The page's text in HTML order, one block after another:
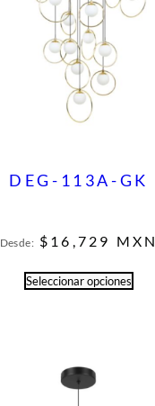
DEG-113A-GK
Desde: $ 16,729 MXN
Seleccionar opciones